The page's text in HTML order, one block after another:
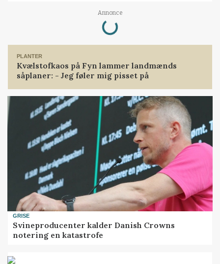
Annonce
Loading...
PLANTER
Kvælstofkaos på Fyn lammer landmænds
såplaner: - Jeg føler mig pisset på
GRISE
Svineproducenter kalder Danish Crowns
notering en katastrofe